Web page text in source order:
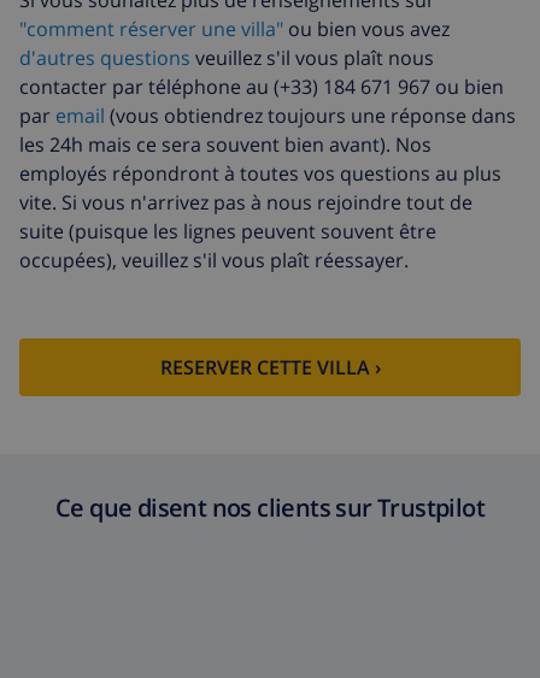
"comment réserver une villa" ou bien vous avez
d'autres questions veuillez s'il vous plaît nous
contacter par téléphone au (+33) 184 671 967 ou bien
par email (vous obtiendrez toujours une réponse dans
les 24h mais ce sera souvent bien avant). Nos
employés répondront à toutes vos questions au plus
vite. Si vous n'arrivez pas à nous rejoindre tout de
suite (puisque les lignes peuvent souvent être
occupées), veuillez s'il vous plaît réessayer.
RESERVER CETTE VILLA ›
Ce que disent nos clients sur Trustpilot